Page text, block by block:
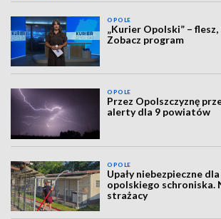
OPOLE
„Kurier Opolski” –
Zobacz program
OPOLE
Przez Opolszczyznę
alerty dla 9 powiatów
OPOLE
Upały niebezpieczne
opolskiego schroniska.
strażacy